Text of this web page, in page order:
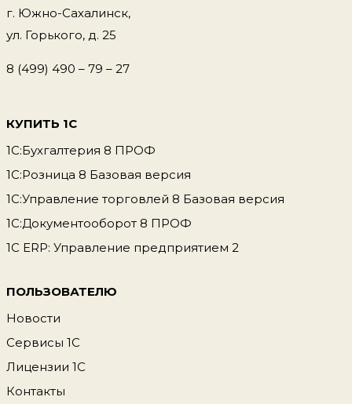
г. Южно-Сахалинск,
ул. Горького, д. 25
8 (499) 490 – 79 – 27
КУПИТЬ 1С
1С:Бухгалтерия 8 ПРОФ
1С:Розница 8 Базовая версия
1С:Управление торговлей 8 Базовая версия
1С:Документооборот 8 ПРОФ
1С ERP: Управление предприятием 2
ПОЛЬЗОВАТЕЛЮ
Новости
Сервисы 1С
Лицензии 1С
Контакты